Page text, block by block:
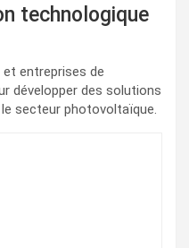
technologique
entreprises de
développer des solutions
secteur photovoltaïque.